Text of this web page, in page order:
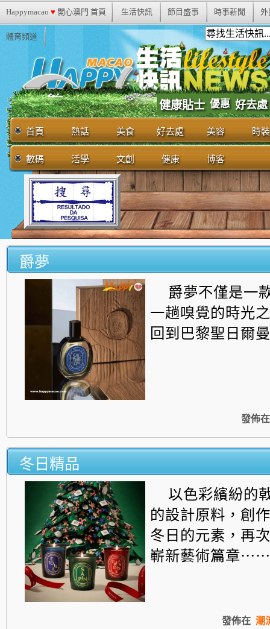
Happymacao ♥ 開心澳門 首頁 生活快訊 節目盛事 時事新聞 外
體育頻道
健康貼士 優惠 好去處
首頁 熱話 美食 好去處 美容 時裝
數碼 活學 文創 健康 博客
爵夢
爵夢不僅是一
一趟嗅覺的時光
回到巴黎聖日爾
發佈在
冬日精品
以色彩繽紛的
的設計原料， 創
冬日的元素，再
嶄新藝術篇章⋯⋯
發佈在 潮